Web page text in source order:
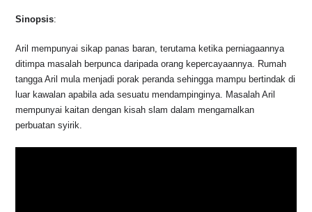
c
e
b
o
o
k
s
A
p
p
a
d
s
y
Li
n
k
e
Sinopsis:
Aril mempunyai sikap panas baran, terutama ketika perniagaannya
ditimpa masalah berpunca daripada orang kepercayaannya. Rumah
tangga Aril mula menjadi porak peranda sehingga mampu bertindak di
luar kawalan apabila ada sesuatu mendampinginya. Masalah Aril
mempunyai kaitan dengan kisah slam dalam mengamalkan
perbuatan syirik.